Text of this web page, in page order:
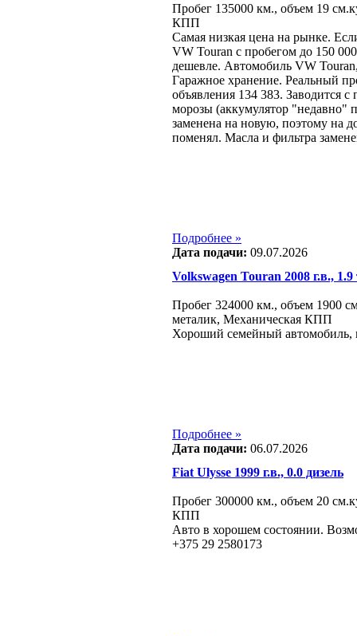
Пробег 135000 км., объем 19
КПП
Самая низкая цена на рынке.
VW Touran с пробегом до 150
дешевле. Автомобиль VW
Гаражное хранение. Реальный
объявления 134 383. Заводится
морозы (аккумулятор "недавно"
заменена на новую, поэтому на
поменял. Масла и фильтра
Подробнее »
Дата подачи: 09.07.2026
Volkswagen Touran 2008 г.в., 1.9
Пробег 324000 км., объем 1900
металик, Механическая КПП
Хороший семейный автомобиль,
Подробнее »
Дата подачи: 06.07.2026
Fiat Ulysse 1999 г.в., 0.0 дизель
Пробег 300000 км., объем 20
КПП
Авто в хорошем состоянии.
+375 29 2580173